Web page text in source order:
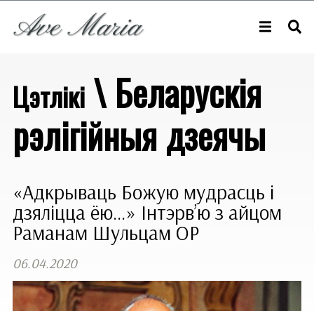
Цэтлікі\ Беларускія
рэлігійныя дзеячы
«Адкрываць Божую мудрасць і
дзяліцца ёю…» Інтэрв’ю з айцом
Раманам Шульцам ОР
06.04.2020